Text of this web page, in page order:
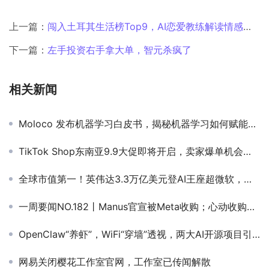
上一篇： 闯入土耳其生活榜Top9，AI恋爱教练解读情感密码，真人社交更智能化了？
下一篇： 左手投资右手拿大单，智元杀疯了
相关新闻
Moloco 发布机器学习白皮书，揭秘机器学习如何赋能移动营销
TikTok Shop东南亚9.9大促即将开启，卖家爆单机会来了
全球市值第一！英伟达3.3万亿美元登AI王座超微软，老黄却直言忧心忡忡
一周要闻NO.182丨Manus官宣被Meta收购；心动收购《火炬之光》系列IP；TikTok进军微短剧；Coupang为数据泄露买单
OpenClaw“养虾”，WiFi“穿墙”透视，两大AI开源项目引爆GitHub，人类隐私正在裸奔？
网易关闭樱花工作室官网，工作室已传闻解散